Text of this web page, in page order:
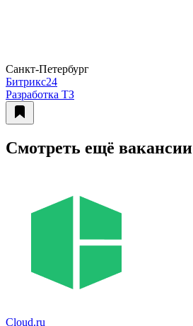
Санкт-Петербург
Битрикс24
Разработка ТЗ
Смотреть ещё вакансии
Cloud.ru